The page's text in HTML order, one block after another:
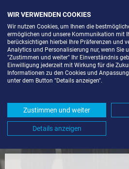
SELF STORAGE IN
UMGEBUNG *
Komfortabel einlagern
WIR VERWENDEN COOKIES
Wir nutzen Cookies, um Ihnen die
ermöglichen und unsere Kommunikation mit
berücksichtigen hierbei Ihre Präferenzen und
Analytics und Personalisierung nur, wenn Sie
"Zustimmen und weiter" Ihr Einverständnis
Einwilligung jederzeit mit Wirkung für die
Informationen zu den Cookies und
unter dem Button "Details anzeigen".
Zustimmen und weiter
Details anzeigen